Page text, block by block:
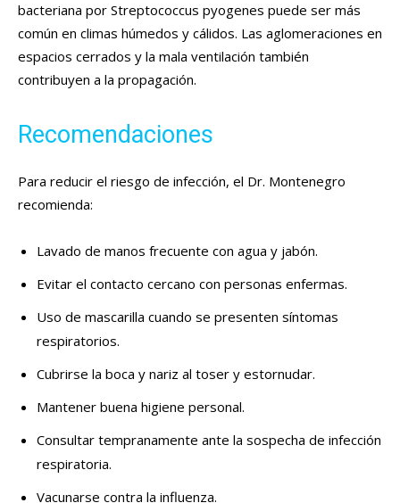
bacteriana por Streptococcus pyogenes puede ser más
común en climas húmedos y cálidos. Las aglomeraciones en
espacios cerrados y la mala ventilación también
contribuyen a la propagación.
Recomendaciones
Para reducir el riesgo de infección, el Dr. Montenegro
recomienda:
Lavado de manos frecuente con agua y jabón.
Evitar el contacto cercano con personas enfermas.
Uso de mascarilla cuando se presenten síntomas
respiratorios.
Cubrirse la boca y nariz al toser y estornudar.
Mantener buena higiene personal.
Consultar tempranamente ante la sospecha de infección
respiratoria.
Vacunarse contra la influenza.